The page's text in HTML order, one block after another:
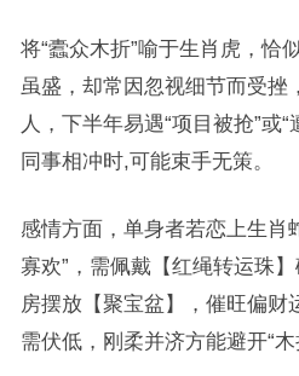
将“蠹众木折”喻于生肖虎，恰
虽盛，却常因忽视细节而受挫
人，下半年易遇“项目被抢”或
同事相冲时,可能束手无策。
感情方面，单身者若恋上生肖
寡欢”，需佩戴【红绳转运珠
房摆放【聚宝盆】，催旺偏财
需伏低，刚柔并济方能避开“木